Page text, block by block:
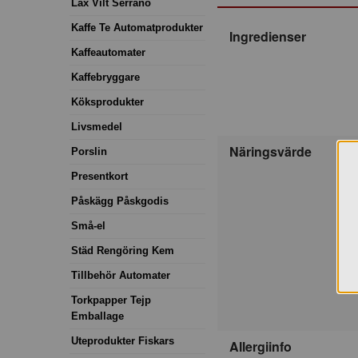
Lax Vilt Serrano
Kaffe Te Automatprodukter
Kaffeautomater
Kaffebryggare
Köksprodukter
Livsmedel
Porslin
Presentkort
Påskägg Påskgodis
Små-el
Städ Rengöring Kem
Tillbehör Automater
Torkpapper Tejp
Emballage
Uteprodukter Fiskars
Ingredienser
Näringsvärde
Allergiinfo